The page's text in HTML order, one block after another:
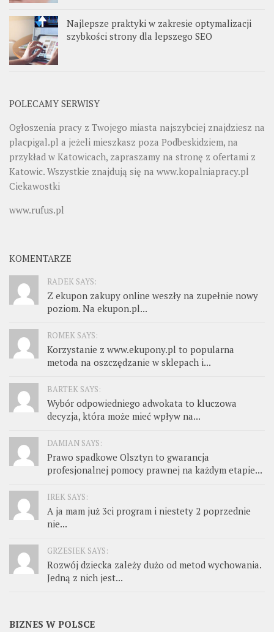
Najlepsze praktyki w zakresie optymalizacji
szybkości strony dla lepszego SEO
POLECAMY SERWISY
Ogłoszenia pracy z Twojego miasta najszybciej znajdziesz na
placpigal.pl a jeżeli mieszkasz poza Podbeskidziem, na
przykład w Katowicach, zapraszamy na stronę z ofertami z
Katowic. Wszystkie znajdują się na www.kopalniapracy.pl
Ciekawostki
www.rufus.pl
KOMENTARZE
RADEK SAYS:
Z ekupon zakupy online weszły na zupełnie nowy
poziom. Na ekupon.pl...
ROMEK SAYS:
Korzystanie z www.ekupony.pl to popularna
metoda na oszczędzanie w sklepach i...
BARTEK SAYS:
Wybór odpowiedniego adwokata to kluczowa
decyzja, która może mieć wpływ na...
DAMIAN SAYS:
Prawo spadkowe Olsztyn to gwarancja
profesjonalnej pomocy prawnej na każdym etapie...
IREK SAYS:
A ja mam już 3ci program i niestety 2 poprzednie
nie...
GRZESIEK SAYS:
Rozwój dziecka zależy dużo od metod wychowania.
Jedną z nich jest...
BIZNES W POLSCE